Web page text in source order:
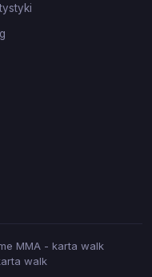
MMA - karta walk
walk